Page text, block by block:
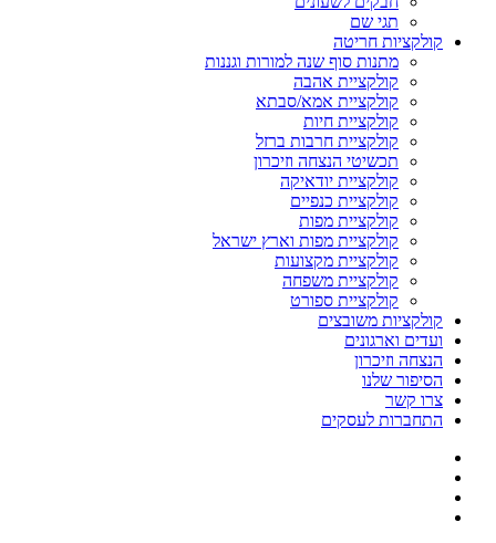
תגי שם
חריטה
מתנות סוף שנה למורות וגננות
קולקציית אהבה
קולקציית אמא/סבתא
קולקציית חיות
קולקציית חרבות ברזל
תכשיטי הנצחה וזיכרון
קולקציית יודאיקה
קולקציית כנפיים
קולקציית מפות
קולקציית מפות וארץ ישראל
קולקציית מקצועות
קולקציית משפחה
קולקציית ספורט
משובצים
וארגונים
וזיכרון
שלנו
קשר
לעסקים